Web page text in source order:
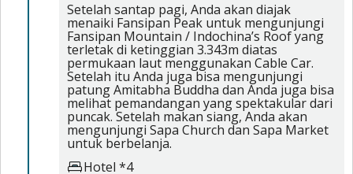
Setelah santap pagi, Anda akan diajak
menaiki Fansipan Peak untuk mengunjungi
Fansipan Mountain / Indochina’s Roof yang
terletak di ketinggian 3.343m diatas
permukaan laut menggunakan Cable Car.
Setelah itu Anda juga bisa mengunjungi
patung Amitabha Buddha dan Anda juga bisa
melihat pemandangan yang spektakular dari
puncak. Setelah makan siang, Anda akan
mengunjungi Sapa Church dan Sapa Market
untuk berbelanja.
Hotel *4